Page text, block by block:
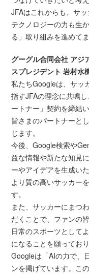
JFAはこれからも、サ
テクノロジーの力も生
る」取り組みを進めてま
グーグル合同会社 アジ
スプレジデント 岩村水
私たちGoogleは、サッ
指すJFAの理念に共鳴
ートナー」契約を締結
皆さまのパートナーと
じます。
今後、Google検索や
益な情報や新たな知見
ーやアイデアを生成い
より質の高いサッカー
す。
また、サッカーにまつ
だくことで、ファンの
日常のスポーツとして
になることを願っており
Googleは「AIの力で、
ンを掲げています。こ